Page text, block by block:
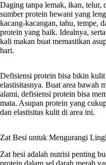
Daging tanpa lemak, ikan, telur,
sumber protein hewani yang
kacang-kacangan, tahu, tempe,
protein yang baik. Idealnya,
kali makan buat memastikan
hari.
Defisiensi protein bisa bikin
elastisitasnya. Buat area bawah
alami, defisiensi protein bisa
mata. Asupan protein yang
dan elastisitas kulit di area ini.
Zat Besi untuk Mengurangi
Zat besi adalah nutrisi penting